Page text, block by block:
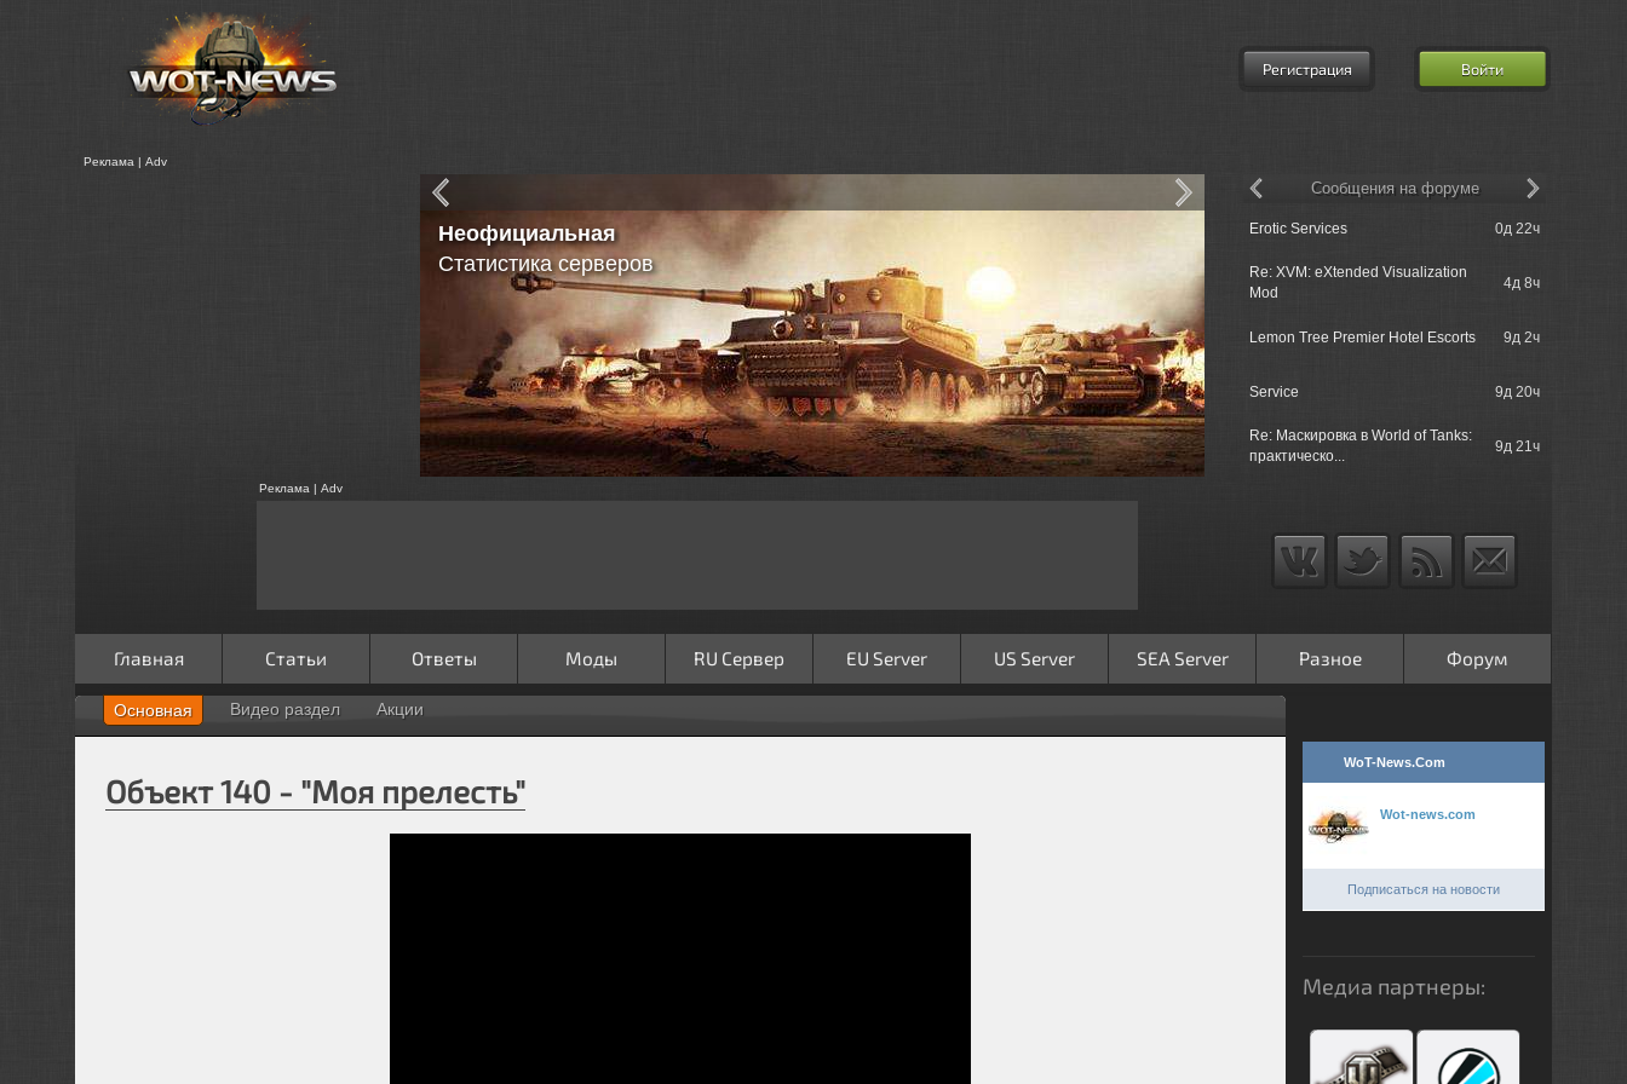
Регистрация Войти
Реклама | Adv
Танковые кривые
в Расширенная информация о танке
Erotic Services 0д 22ч
Re: XVM: eXtended Visualization
Mod
4д 8ч
Lemon Tree Premier Hotel Escorts 9д 2ч
Service 9д 20ч
Re: Маскировка в World of Tanks:
практическо...
9д 21ч
Сообщения на форуме
Реклама | Adv
Главная Статьи Ответы Моды RU Сервер EU Server US Server SEA Server Разное Форум
Основная Видео раздел Акции
Объект 140 - "Моя прелесть"
WoT-News.Com
Wot-news.com
Подписаться на новости
Медиа партнеры: